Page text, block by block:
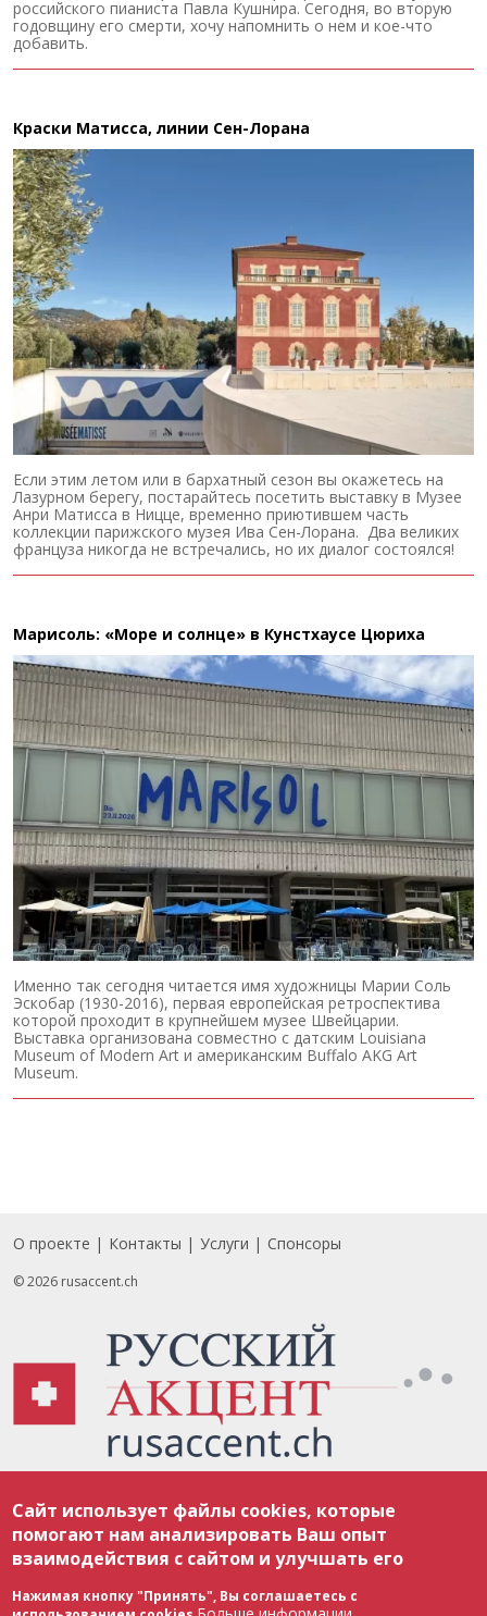
российского пианиста Павла Кушнира. Сегодня, во вторую
годовщину его смерти, хочу напомнить о нем и кое-что
добавить.
Краски Матисса, линии Сен-Лорана
Если этим летом или в бархатный сезон вы окажетесь на
Лазурном берегу, постарайтесь посетить выставку в Музее
Анри Матисса в Ницце, временно приютившем часть
коллекции парижского музея Ива Сен-Лорана. Два великих
француза никогда не встречались, но их диалог состоялся!
Марисоль: «Море и солнце» в Кунстхаусе Цюриха
Именно так сегодня читается имя художницы Марии Соль
Эскобар (1930-2016), первая европейская ретроспектива
которой проходит в крупнейшем музее Швейцарии.
Выставка организована совместно с датским Louisiana
Museum of Modern Art и американским Buffalo AKG Art
Museum.
Footer
О проекте Контакты Услуги Спонсоры
© 2026 rusaccent.ch
соответствии с законодательством Швейцарии об авторском праве и
международными соглашениями. Полное или частичное использование
материалов возможно только с разрешения редакции. В случае полного
или частичного воспроизведения материалов сайта rusaccent.ch,
ОБЯЗАТЕЛЬНА АКТИВНАЯ ГИПЕРССЫЛКА на конкретный заимствованный
текст. Фотоизображения, размещенные редакцией rusaccent.ch, являются
ее исключительной собственностью. Полное или частичное
Сайт использует файлы cookies, которые
помогают нам анализировать Ваш опыт
взаимодействия с сайтом и улучшать его
Нажимая кнопку "Принять", Вы соглашаетесь с